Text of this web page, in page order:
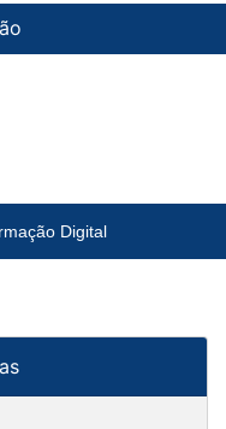
Digital